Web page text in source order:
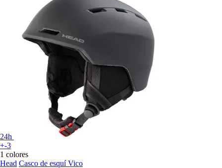
24h
+-3
1 colores
Head Casco de esquí Vico